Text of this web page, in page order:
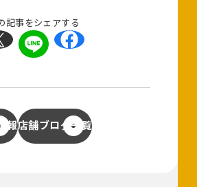
記事をシェアする
報店舗ブログ一覧